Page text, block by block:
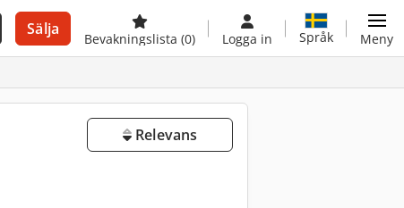
Sälja
Bevakningslista (0) Logga in Språk Meny
Relevans